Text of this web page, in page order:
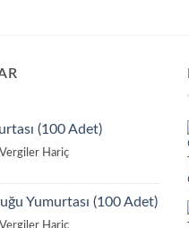
(100 Adet)
Vergiler Hariç
Yumurtası (100 Adet)
Vergiler Hariç